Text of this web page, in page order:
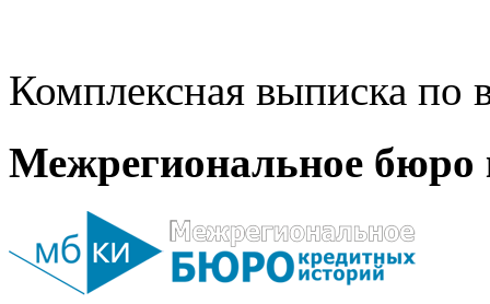
Комплексная выписка
Межрегиональное бюро